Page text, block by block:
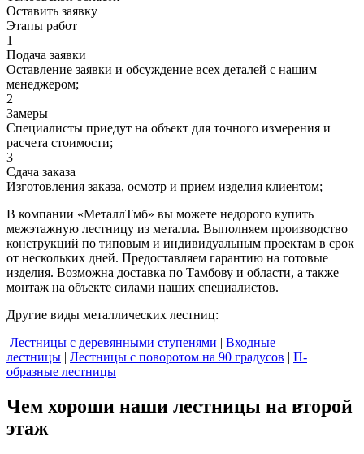
Оставить заявку
Этапы работ
1
Подача заявки
Оставление заявки и обсуждение всех деталей с нашим
менеджером;
2
Замеры
Специалисты приедут на объект для точного измерения и
расчета стоимости;
3
Сдача заказа
Изготовления заказа, осмотр и прием изделия клиентом;
В компании «МеталлТмб» вы можете недорого купить
межэтажную лестницу из металла. Выполняем производство
конструкций по типовым и индивидуальным проектам в срок
от нескольких дней. Предоставляем гарантию на готовые
изделия. Возможна доставка по Тамбову и области, а также
монтаж на объекте силами наших специалистов.
Другие виды металлических лестниц:
Лестницы с деревянными ступенями | Входные
лестницы | Лестницы с поворотом на 90 градусов | П-
образные лестницы
Чем хороши наши лестницы на второй
этаж